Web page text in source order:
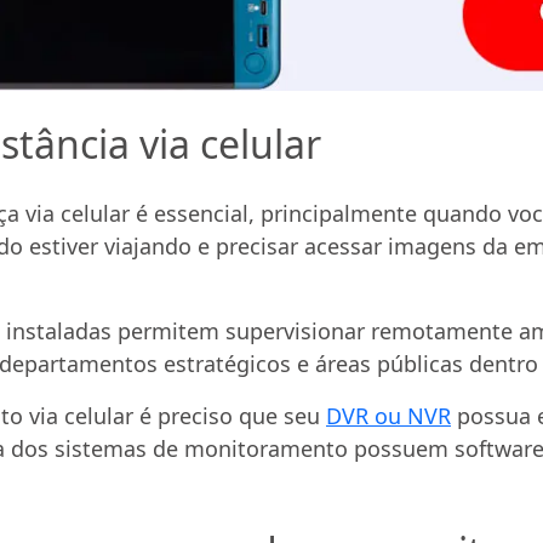
via celular
via celular é essencial, principalmente quando
estiver viajando e precisar acessar imagens da
permitem supervisionar remotamente
estratégicos e áreas públicas
via celular é preciso que seu DVR ou NVR possua
sistemas de monitoramento possuem